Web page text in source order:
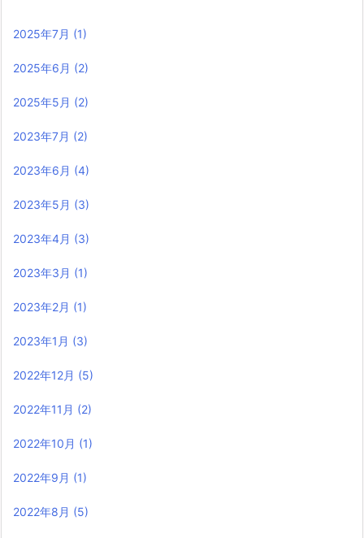
2025年7月 (1)
2025年6月 (2)
2025年5月 (2)
2023年7月 (2)
2023年6月 (4)
2023年5月 (3)
2023年4月 (3)
2023年3月 (1)
2023年2月 (1)
2023年1月 (3)
2022年12月 (5)
2022年11月 (2)
2022年10月 (1)
2022年9月 (1)
2022年8月 (5)